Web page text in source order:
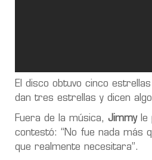
El disco obtuvo cinco
dan tres estrellas y dicen
Fuera de la música, Jimmyle
contestó: “No fue nada más
que realmente necesitara”.